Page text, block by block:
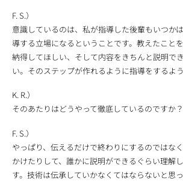
F. S.）
意識しているのは、私が指導した後輩もいつか
導する立場になるということです。教えたことを
納得してほしい、そして内容をきちんと説明で
い。そのステップが作れるように指導をするよ
K. R.）
そのあたりはどうやって徹底しているのですか？
F. S.）
やっぱり、伝えるだけで終わりにするのではな
かけたりして、誰かに説明ができるぐらい理解
す。技術は伝承していかなくてはならないと思